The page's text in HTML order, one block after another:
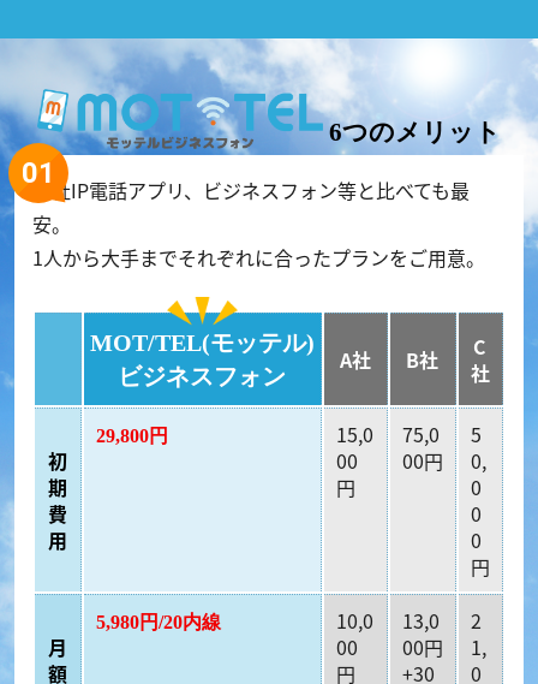
6つのメリット
他社IP電話アプリ、ビジネスフォン等と比べても最
安。
1人から大手までそれぞれに合ったプランをご用意。
MOT/TEL(モッテル)
ビジネスフォン
A社 B社
C
社
初
期
費
用
29,800円
15,0
00
円
75,0
00円
5
0,
0
0
0
円
月
額
5,980円/20内線
10,0
00
円
13,0
00円
+30
2
1,
0